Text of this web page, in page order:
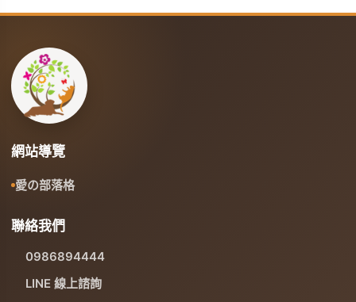
網站導覽
愛の部落格
聯絡我們
0986894444
LINE 線上諮詢